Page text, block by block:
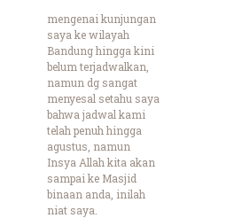
mengenai kunjungan
saya ke wilayah
Bandung hingga kini
belum terjadwalkan,
namun dg sangat
menyesal setahu saya
bahwa jadwal kami
telah penuh hingga
agustus, namun
Insya Allah kita akan
sampai ke Masjid
binaan anda, inilah
niat saya.